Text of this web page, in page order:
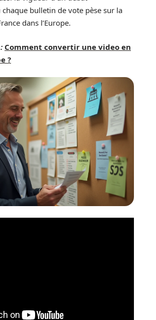
bulletin de vote pèse sur la
dans l’Europe.
Comment convertir une video en
?